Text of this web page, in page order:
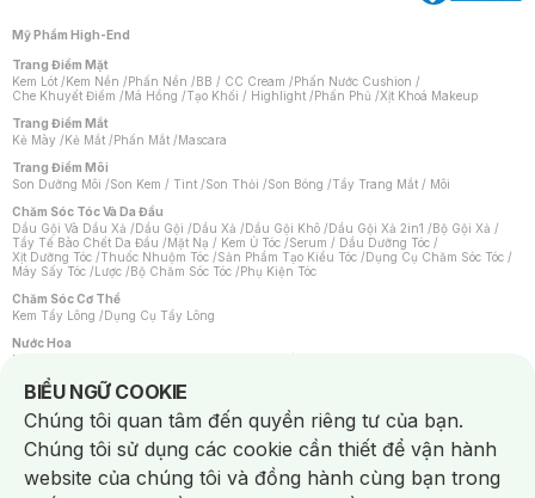
Mỹ Phẩm High-End
Trang Điểm Mặt
Kem Lót /Kem Nền /Phấn Nền /BB / CC Cream /Phấn Nước Cushion /
Che Khuyết Điểm /Má Hồng /Tạo Khối / Highlight /Phấn Phủ /Xịt Khoá Makeup
Trang Điểm Mắt
Kẻ Mày /Kẻ Mắt /Phấn Mắt /Mascara
Trang Điểm Môi
Son Dưỡng Môi /Son Kem / Tint /Son Thỏi /Son Bóng /Tẩy Trang Mắt / Môi
Chăm Sóc Tóc Và Da Đầu
Dầu Gội Và Dầu Xả /Dầu Gội /Dầu Xả /Dầu Gội Khô /Dầu Gội Xả 2in1 /Bộ Gội Xả /
Tẩy Tế Bào Chết Da Đầu /Mặt Nạ / Kem Ủ Tóc /Serum / Dầu Dưỡng Tóc /
Xịt Dưỡng Tóc /Thuốc Nhuộm Tóc /Sản Phẩm Tạo Kiểu Tóc /Dụng Cụ Chăm Sóc Tóc /
Máy Sấy Tóc /Lược /Bộ Chăm Sóc Tóc /Phụ Kiện Tóc
Chăm Sóc Cơ Thể
Kem Tẩy Lông /Dụng Cụ Tẩy Lông
Nước Hoa
Nước Hoa Nữ
Chăm Sóc Cá Nhân
Chống Muỗi /Khẩu Trang /Máy Massage/Mặt Nạ Xông Hơi /Nước Rửa Tay/
Sản Phẩm Chăm Sóc Khác /Bàn Chải Đánh Răng /Bàn Chải Điện/
Hỗ Trợ Trắng Răng/Kem Đánh Răng /Máy Tăm Nước/ Nước Súc Miệng/
Tăm / Chỉ Nha Khoa/ Xịt Thơm Miệng / Dung Dịch Vệ Sinh/Dưỡng Vùng Kín/
Khăn Ướt Vệ Sinh Vùng Kín/Băng Vệ Sinh/Tampon/Bọt Cạo Râu /Dao Cạo Râu/
Máy Cạo Râu
BIỂU NGỮ COOKIE
Notice about cookies usage
Chúng tôi quan tâm đến quyền riêng tư của bạn.
Chúng tôi sử dụng các cookie cần thiết để vận hành
website của chúng tôi và đồng hành cùng bạn trong